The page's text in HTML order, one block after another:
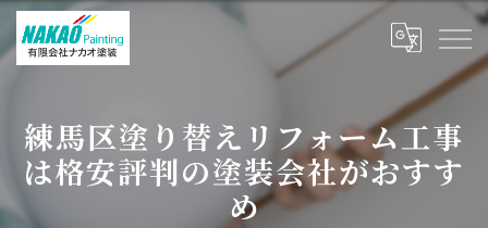
練馬区塗り替えリフォーム工事
は格安評判の塗装会社がおすす
め